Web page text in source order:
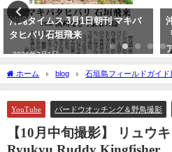
沖縄タイムス 3月1日朝刊 マキバ
タヒバリ石垣飛来
2026年3月1日
ホーム blog 石垣島フィールドガイド
影】 リュウキュウアカショウビン Ryukyu
YouTube バードウオッチング＆野鳥撮影
【10月中旬撮影】 リュウ